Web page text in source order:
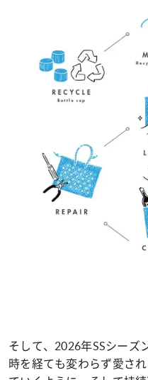
そして、2026年SSシーズ
時を経ても変わらず愛さ